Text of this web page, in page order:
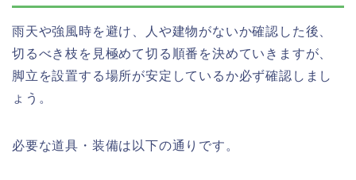
雨天や強風時を避け、人や建物がないか確認した後、
切るべき枝を見極めて切る順番を決めていきますが、
脚立を設置する場所が安定しているか必ず確認しまし
ょう。
必要な道具・装備は以下の通りです。